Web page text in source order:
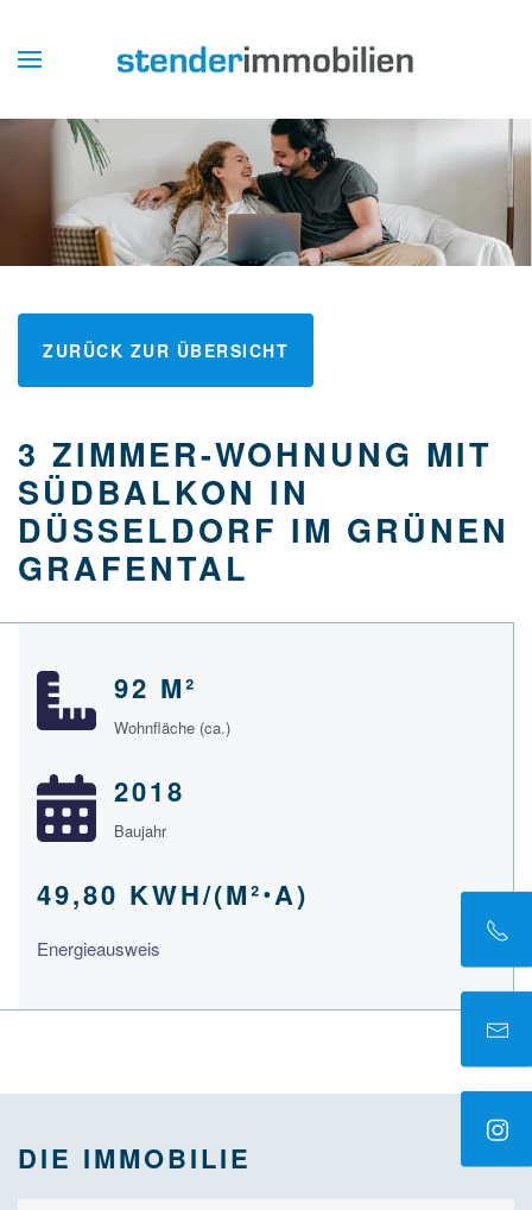
ZURÜCK ZUR ÜBERSICHT
3 ZIMMER-WOHNUNG MIT
SÜDBALKON IN
DÜSSELDORF IM GRÜNEN
GRAFENTAL
92 M²
Wohnfläche (ca.)
2018
Baujahr
49,80 KWH/(M²ꞏA)
Energieausweis
DIE IMMOBILIE